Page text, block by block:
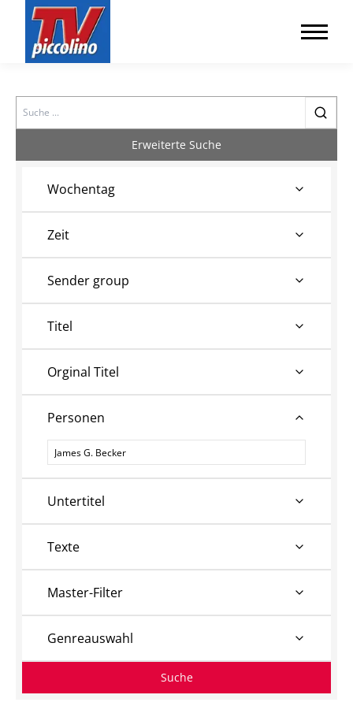
Search
Erweiterte Suche
Wochentag
Zeit
Sender group
Titel
Orginal Titel
Personen
Personen
Untertitel
Texte
Master-Filter
Genreauswahl
Suche